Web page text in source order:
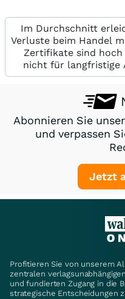
Im Durchschnitt
Verluste beim Handel
Zertifikate sind
nicht für langfristige
Abonnieren Sie
und verpassen
Jetzt
Profitieren Sie von unserem
zentralen
und fundierten Zugang in die
strategische Entscheidungen